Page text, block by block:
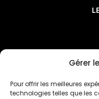
Gérer
Pour offrir les meilleures
technologies telles que les
¡Viva Villa! est